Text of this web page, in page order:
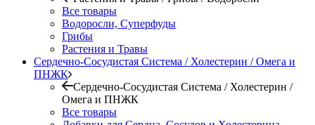
Все товары
Водоросли, Суперфуды
Грибы
Растения и Травы
Сердечно-Сосудистая Система / Холестерин / Омега и
ПНЖК
Сердечно-Сосудистая Система / Холестерин /
Омега и ПНЖК
Все товары